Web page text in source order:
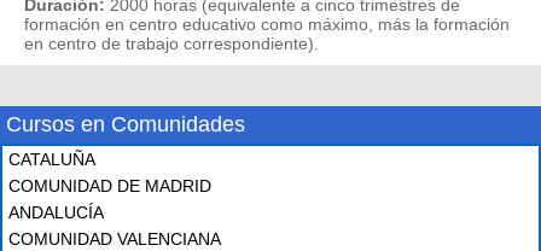
Duración: 2000 horas (equivalente a cinco trimestres de
formación en centro educativo como máximo, más la formación
en centro de trabajo correspondiente).
Cursos en Comunidades
CATALUÑA
COMUNIDAD DE MADRID
ANDALUCÍA
COMUNIDAD VALENCIANA